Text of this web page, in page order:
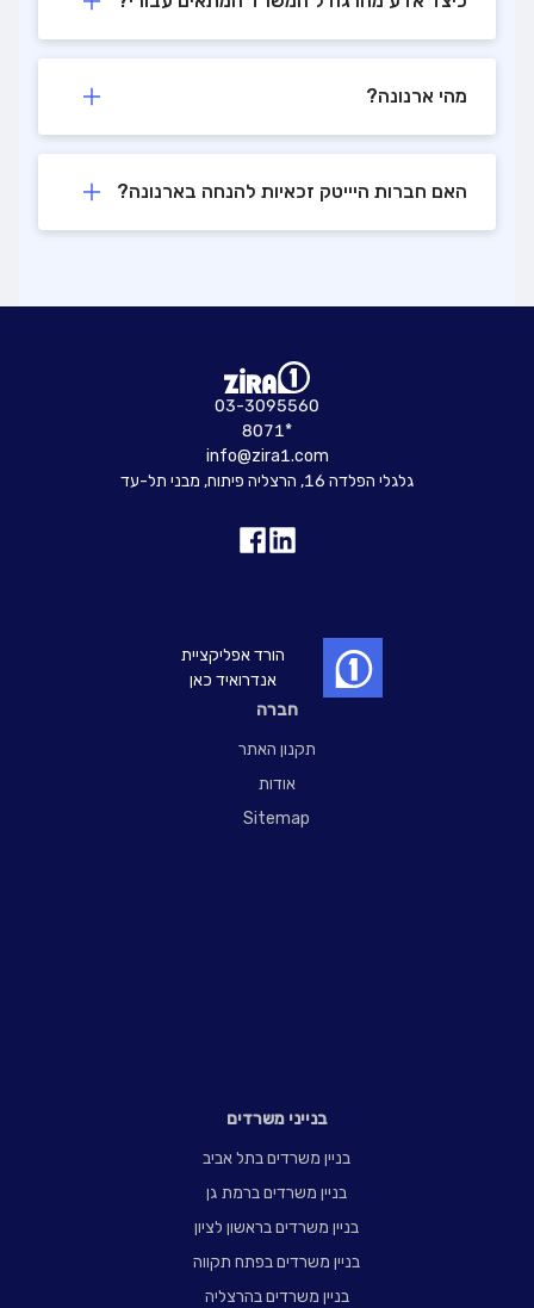
מהי ארנונה?
האם חברות היייטק זכאיות להנחה בארנונה?
חברה
תקנון האתר
אודות
Sitemap
בנייני משרדים
בניין משרדים בתל אביב
בניין משרדים ברמת גן
בניין משרדים בראשון לציון
בניין משרדים בפתח תקווה
בניין משרדים בהרצליה
03-3095560
8071*
info@zira1.com
גלגלי הפלדה 16, הרצליה פיתוח, מבני תל-עד
הורד אפליקציית
אנדרואיד כאן